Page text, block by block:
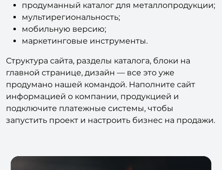
продуманный каталог для металлопродукции;
мультирегиональность;
мобильную версию;
маркетинговые инструменты.
Структура сайта, разделы каталога, блоки на
главной странице, дизайн — все это уже
продумано нашей командой. Наполните сайт
информацией о компании, продукцией и
подключите платежные системы, чтобы
запустить проект и настроить бизнес на продажи.